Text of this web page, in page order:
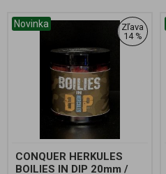
Novinka
Zľava
14 %
CONQUER HERKULES
BOILIES IN DIP 20mm /